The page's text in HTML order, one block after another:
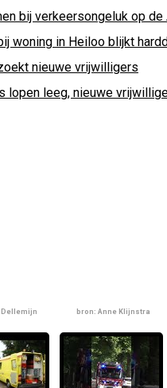
bij verkeersongeluk op de
woning in Heiloo blijkt
nieuwe vrijwilligers
lopen leeg, nieuwe
Dellemijn bron: Anne Klijnstra